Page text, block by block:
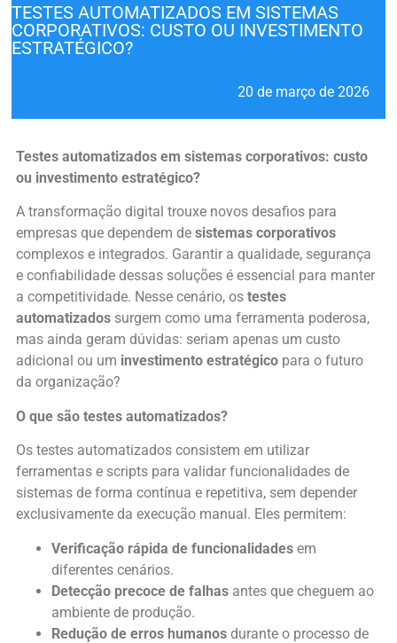
TESTES AUTOMATIZADOS EM SISTEMAS
CORPORATIVOS: CUSTO OU INVESTIMENTO
ESTRATÉGICO?
20 de março de 2026
Testes automatizados em sistemas corporativos: custo
ou investimento estratégico?
A transformação digital trouxe novos desafios para
empresas que dependem de sistemas corporativos
complexos e integrados. Garantir a qualidade, segurança
e confiabilidade dessas soluções é essencial para manter
a competitividade. Nesse cenário, os testes
automatizados surgem como uma ferramenta poderosa,
mas ainda geram dúvidas: seriam apenas um custo
adicional ou um investimento estratégico para o futuro
da organização?
O que são testes automatizados?
Os testes automatizados consistem em utilizar
ferramentas e scripts para validar funcionalidades de
sistemas de forma contínua e repetitiva, sem depender
exclusivamente da execução manual. Eles permitem:
Verificação rápida de funcionalidades em
diferentes cenários.
Detecção precoce de falhas antes que cheguem ao
ambiente de produção.
Redução de erros humanos durante o processo de